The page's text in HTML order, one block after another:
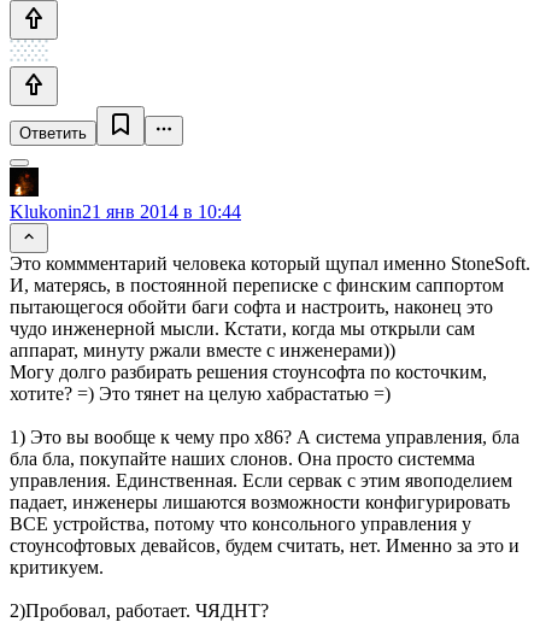
Ответить
Klukonin21 янв 2014 в 10:44
Это коммментарий человека который щупал именно StoneSoft.
И, матерясь, в постоянной переписке с финским саппортом
пытающегося обойти баги софта и настроить, наконец это
чудо инженерной мысли. Кстати, когда мы открыли сам
аппарат, минуту ржали вместе с инженерами))
Могу долго разбирать решения стоунсофта по косточким,
хотите? =) Это тянет на целую хабрастатью =)
1) Это вы вообще к чему про x86? А система управления, бла
бла бла, покупайте наших слонов. Она просто системма
управления. Единственная. Если сервак с этим явоподелием
падает, инженеры лишаются возможности конфигурировать
ВСЕ устройства, потому что консольного управления у
стоунсофтовых девайсов, будем считать, нет. Именно за это и
критикуем.
2)Пробовал, работает. ЧЯДНТ?